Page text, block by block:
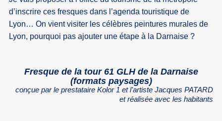
d’inscrire ces fresques dans l’agenda touristique de
Lyon… On vient visiter les célèbres peintures murales de
Lyon, pourquoi pas ajouter une étape à la Darnaise ?
Fresque de la tour 61 GLH de la Darnaise
(formats paysages)
conçue par le prestataire Kolor 1 et l’artiste Jacques PATARD
et réalisée avec les habitants